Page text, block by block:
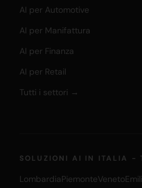
AI per Automotive
AI per Manifattura
AI per Finanza
AI per Retail
Tutti i settori →
SOLUZIONI AI IN ITALIA -
LombardiaPiemonteVeneto